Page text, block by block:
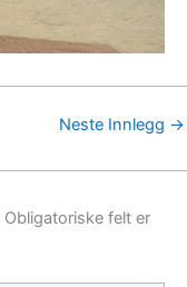
Neste Innlegg →
Obligatoriske felt er